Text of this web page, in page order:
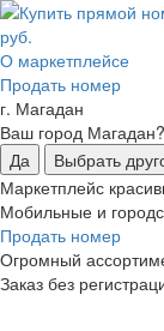
О маркетплейсе
Продать номер
г. Магадан
Ваш город Магадан?
Да
Выбрать
Маркетплейс
Мобильные и
Продать номер
Огромный
Заказ без